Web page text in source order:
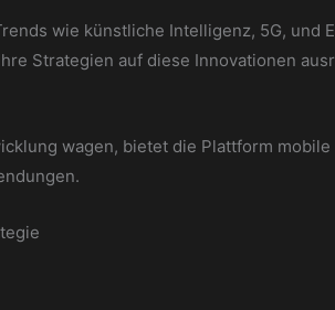
wie künstliche Intelligenz, 5G, und
Strategien auf diese Innovationen
wagen, bietet die Plattform